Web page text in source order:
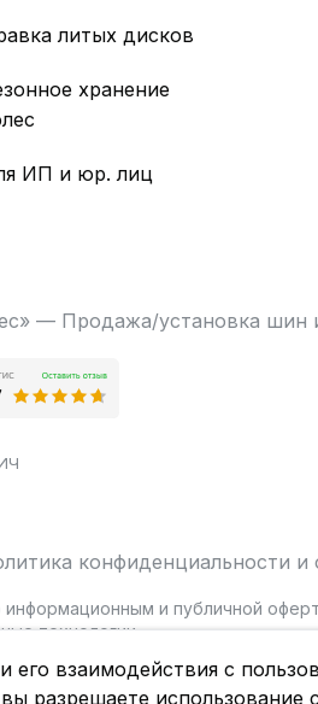
литых дисков
хранение
ИП и юр. лиц
— Продажа/установка шин
конфиденциальности
информационным и публичной
технологии.
его взаимодействия с
разрешаете использование